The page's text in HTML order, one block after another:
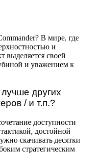
В мире, где
и
выделяется своей
и уважением к
других
/ и т.п.?
доступности
достойной
скачивать десятки
стратегическим